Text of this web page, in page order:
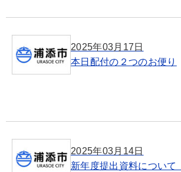
2025年03月17日
本日配付の２つのお便り
2025年03月14日
新年度提出資料について